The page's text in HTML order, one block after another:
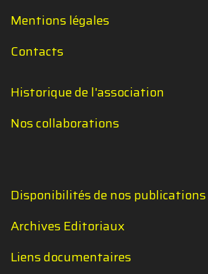
Mentions légales
Contacts
Historique de l'association
Nos collaborations
Disponibilités de nos publications
Archives Editoriaux
Liens documentaires